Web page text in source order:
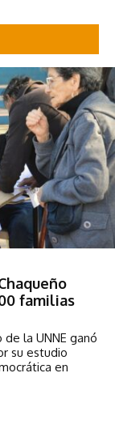
familias
la UNNE ganó
su estudio
en